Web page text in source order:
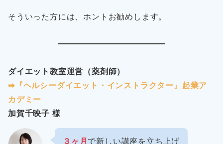
そういった方には、ホントお勧めします。
ダイエット教室運営（薬剤師）
➡︎『ヘルシーダイエット・インストラクター』起業ア
カデミー
加賀千映子 様
３ヶ月 で新しい講座を立ち上げ